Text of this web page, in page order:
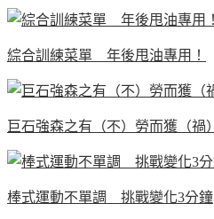
綜合訓練菜單 年後甩油專用！
巨石強森之有（不）勞而獲（禍）
棒式運動不單調 挑戰變化3分鐘